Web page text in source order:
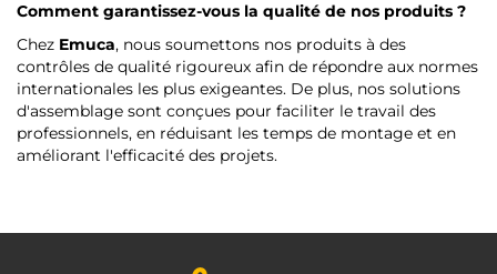
Comment garantissez-vous la qualité de nos produits ?
Chez Emuca, nous soumettons nos produits à des
contrôles de qualité rigoureux afin de répondre aux normes
internationales les plus exigeantes. De plus, nos solutions
d'assemblage sont conçues pour faciliter le travail des
professionnels, en réduisant les temps de montage et en
améliorant l'efficacité des projets.